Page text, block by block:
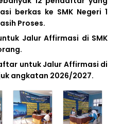
berkas ke SMK Negeri 1
Proses.
Jalur Affirmasi di SMK
untuk Jalur Affirmasi di
angkatan 2026/2027.